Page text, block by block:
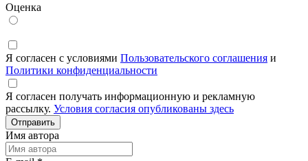
Оценка
Я согласен с условиями Пользовательского соглашения и
Политики конфиденциальности
Я согласен получать информационную и рекламную
рассылку. Условия согласия опубликованы здесь
Отправить
Имя автора